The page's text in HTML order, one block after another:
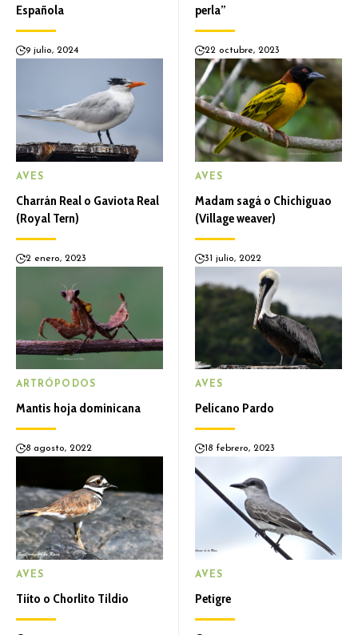
Española
9 julio, 2024
perla”
22 octubre, 2023
AVES
Charrán Real o Gaviota Real
(Royal Tern)
2 enero, 2023
AVES
Madam sagá o Chichiguao
(Village weaver)
31 julio, 2022
ARTRÓPODOS
Mantis hoja dominicana
8 agosto, 2022
AVES
Pelícano Pardo
18 febrero, 2023
AVES
Tiíto o Chorlito Tildio
AVES
Petigre